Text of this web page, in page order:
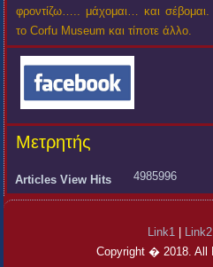
φροντίζω….. μάχομαι… και
το Corfu Museum και τίποτε άλλο.
Μετρητής
Articles View Hits 4985996
Link1| Link2
Copyright � 2018. All